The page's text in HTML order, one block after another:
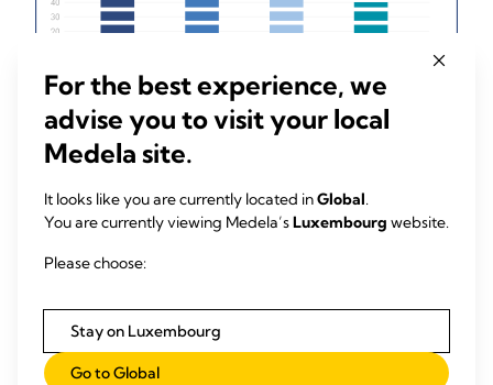
Darüber hinaus zeigen Untersuchungen, dass Lärm vor
Hauptquelle ausgeht1.
auf einfache Weise reduzieren ließe? Eine geringere
verbesserte Konzentration
erleichterte Kommunikation
weniger Fehler/Komplikationen
For the best experience, we
advise you to visit your local
Medela site.
It looks like you are currently located inGlobal.
You are currently viewing Medela’sLuxembourg website.
Please choose:
Stay on Luxembourg
Go to Global